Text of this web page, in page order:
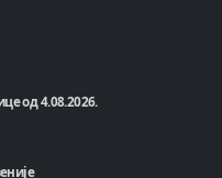
од 4.08.2026.